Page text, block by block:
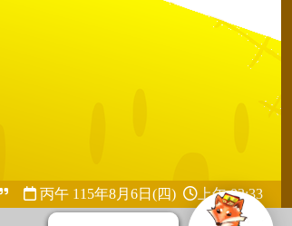
丙午 115年8月6日(四) 上午 03:33